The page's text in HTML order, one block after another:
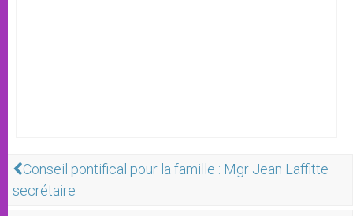
Conseil pontifical pour la famille : Mgr Jean Laffitte
secrétaire